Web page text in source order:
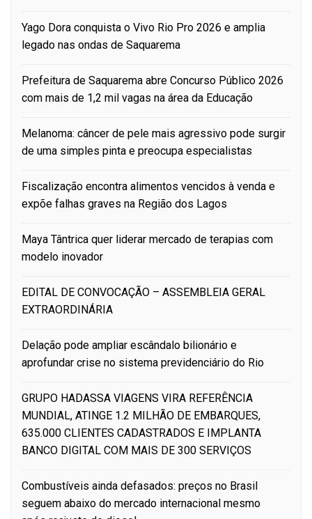
Yago Dora conquista o Vivo Rio Pro 2026 e amplia
legado nas ondas de Saquarema
Prefeitura de Saquarema abre Concurso Público 2026
com mais de 1,2 mil vagas na área da Educação
Melanoma: câncer de pele mais agressivo pode surgir
de uma simples pinta e preocupa especialistas
Fiscalização encontra alimentos vencidos à venda e
expõe falhas graves na Região dos Lagos
Maya Tântrica quer liderar mercado de terapias com
modelo inovador
EDITAL DE CONVOCAÇÃO – ASSEMBLEIA GERAL
EXTRAORDINÁRIA
Delação pode ampliar escândalo bilionário e
aprofundar crise no sistema previdenciário do Rio
GRUPO HADASSA VIAGENS VIRA REFERÊNCIA
MUNDIAL, ATINGE 1.2 MILHÃO DE EMBARQUES,
635.000 CLIENTES CADASTRADOS E IMPLANTA
BANCO DIGITAL COM MAIS DE 300 SERVIÇOS
Combustíveis ainda defasados: preços no Brasil
seguem abaixo do mercado internacional mesmo